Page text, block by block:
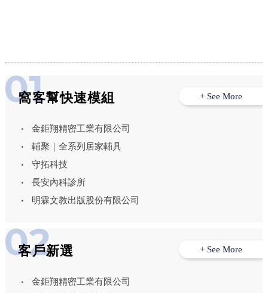
窩客幫快速模組
金鉅翔精密工業有限公司
輔聚｜全系列居家輔具
守拓科技
長安內科診所
明霖文教出版股份有限公司
+ See More
客戶新選
金鉅翔精密工業有限公司
+ See More